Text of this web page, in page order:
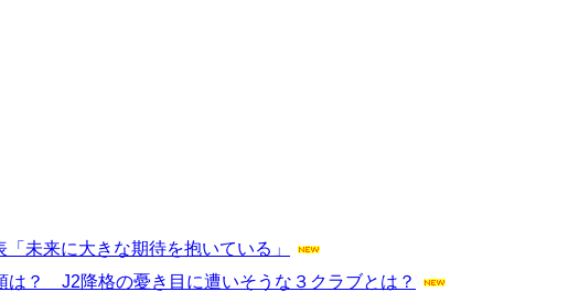
未来に大きな期待を抱いている」
？ J2降格の憂き目に遭いそうな３クラブとは？